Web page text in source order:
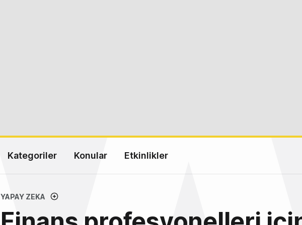
Kategoriler Konular Etkinlikler
YAPAY ZEKA